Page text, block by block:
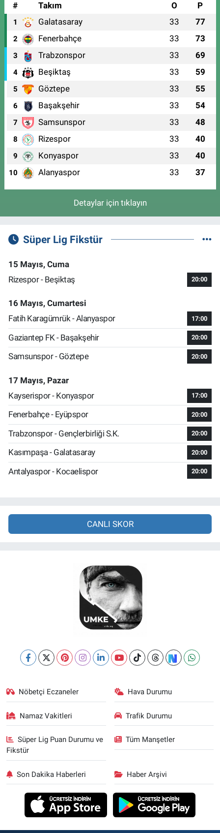
#
Takım O P
1 Galatasaray 33 77
2 Fenerbahçe 33 73
3 Trabzonspor 33 69
4 Beşiktaş 33 59
5 Göztepe 33 55
6 Başakşehir 33 54
7 Samsunspor 33 48
8 Rizespor 33 40
9 Konyaspor 33 40
10 Alanyaspor 33 37
Detaylar için tıklayın
Süper Lig Fikstür
15 Mayıs, Cuma
Rizespor - Beşiktaş
20:00
16 Mayıs, Cumartesi
Fatih Karagümrük - Alanyaspor
17:00
Gaziantep FK - Başakşehir 20:00
Samsunspor - Göztepe 20:00
17 Mayıs, Pazar
Kayserispor - Konyaspor
17:00
Fenerbahçe - Eyüpspor 20:00
Trabzonspor - Gençlerbirliği S.K. 20:00
Kasımpaşa - Galatasaray 20:00
Antalyaspor - Kocaelispor 20:00
CANLI SKOR
Nöbetçi Eczaneler Hava Durumu
Namaz Vakitleri Trafik Durumu
Süper Lig Puan Durumu ve
Fikstür
Tüm Manşetler
Son Dakika Haberleri Haber Arşivi